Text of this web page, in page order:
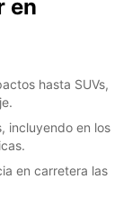
en
hasta SUVs,
incluyendo en los
en carretera las